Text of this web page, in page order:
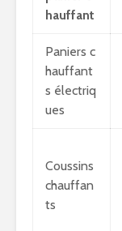
hauffant
Paniers c
hauffant
s électriq
ues
Coussins
chauffan
ts